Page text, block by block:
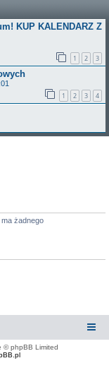
KUP KALENDARZ Z
1 2 3
1 2 3 4
żadnego
© phpBB Limited